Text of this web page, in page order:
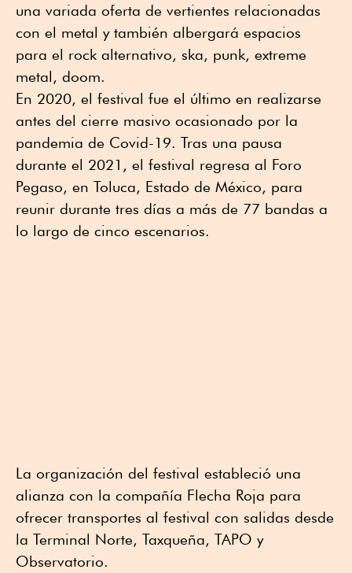
una variada oferta de vertientes relacionadas
con el metal y también albergará espacios
para el rock alternativo, ska, punk, extreme
metal, doom.
En 2020, el festival fue el último en realizarse
antes del cierre masivo ocasionado por la
pandemia de Covid-19. Tras una pausa
durante el 2021, el festival regresa al Foro
Pegaso, en Toluca, Estado de México, para
reunir durante tres días a más de 77 bandas a
lo largo de cinco escenarios.
La organización del festival estableció una
alianza con la compañía Flecha Roja para
ofrecer transportes al festival con salidas desde
la Terminal Norte, Taxqueña, TAPO y
Observatorio.